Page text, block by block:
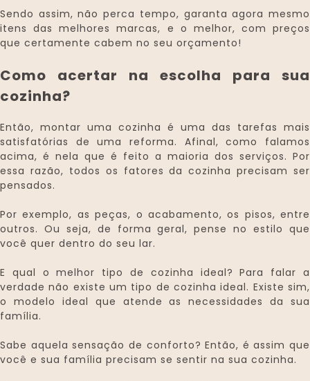
Sendo assim, não perca tempo, garanta agora mesmo
itens das melhores marcas, e o melhor, com preços
que certamente cabem no seu orçamento!
Como acertar na escolha para sua
cozinha?
Então, montar uma cozinha é uma das tarefas mais
satisfatórias de uma reforma. Afinal, como falamos
acima, é nela que é feito a maioria dos serviços. Por
essa razão, todos os fatores da cozinha precisam ser
pensados.
Por exemplo, as peças, o acabamento, os pisos, entre
outros. Ou seja, de forma geral, pense no estilo que
você quer dentro do seu lar.
E qual o melhor tipo de cozinha ideal? Para falar a
verdade não existe um tipo de cozinha ideal. Existe sim,
o modelo ideal que atende as necessidades da sua
família.
Sabe aquela sensação de conforto? Então, é assim que
você e sua família precisam se sentir na sua cozinha.